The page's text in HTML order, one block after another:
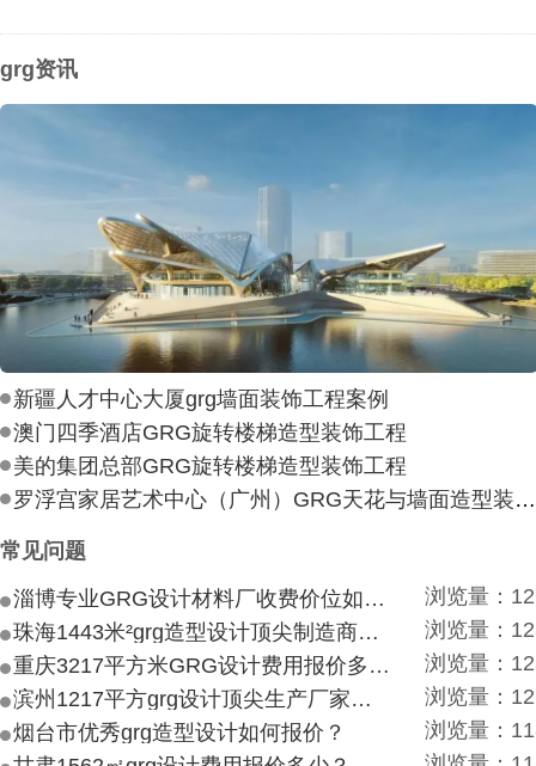
grg资讯
新疆人才中心大厦grg墙面装饰工程案例
澳门四季酒店GRG旋转楼梯造型装饰工程
美的集团总部GRG旋转楼梯造型装饰工程
罗浮宫家居艺术中心（广州）GRG天花与墙面造型装饰工程
常见问题
淄博专业GRG设计材料厂收费价位如何？
浏览量：
珠海1443米²grg造型设计顶尖制造商付费付费多少？
浏览量：
重庆3217平方米GRG设计费用报价多少？
浏览量：
滨州1217平方grg设计顶尖生产厂家价目如何？
浏览量：
烟台市优秀grg造型设计如何报价？
浏览量：